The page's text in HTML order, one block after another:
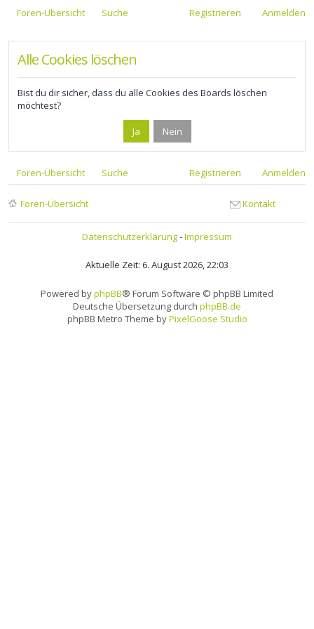
Foren-Übersicht Suche Anmelden
Registrieren
Alle Cookies löschen
Bist du dir sicher, dass du alle Cookies des Boards löschen
möchtest?
Foren-Übersicht Suche Anmelden
Registrieren
Foren-Übersicht Kontakt
Datenschutzerklärung-Impressum
Aktuelle Zeit: 6. August 2026, 22:03
Powered byphpBB® Forum Software © phpBB Limited
Deutsche Übersetzung durch phpBB.de
phpBB Metro Theme byPixelGoose Studio